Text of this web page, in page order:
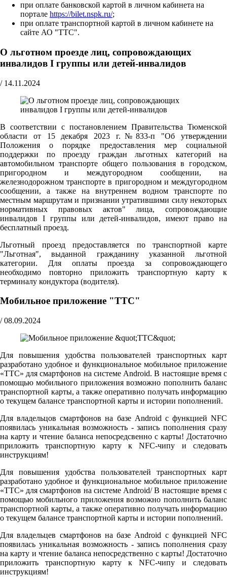
при оплате банковской картой в личном кабинета на
портале https://bilet.nspk.ru/;
при оплате транспортной картой в личном кабинете на
сайте АО "ТТС".
О льготном проезде лиц, сопровождающих
инвалидов I группы или детей-инвалидов
/ 14.11.2024
В соответствии с постановлением Правительства Тюменской
области от 15 декабря 2023 г.№833-п "Об утверждении
Положения о порядке предоставления мер социальной
поддержки по проезду граждан льготных категорий на
автомобильном транспорте общего пользования в городском,
пригородном и междугородном сообщении, на
железнодорожном транспорте в пригородном и междугородном
сообщении, а также на внутреннем водном транспорте по
местным маршрутам и признании утратившими силу некоторых
нормативных правовых актов" лица, сопровождающие
инвалидов I группы или детей-инвалидов, имеют право на
бесплатный проезд.
Льготный проезд предоставляется по транспортной карте
"Льготная", выданной гражданину указанной льготной
категории. Для оплаты проезда за сопровождающего
необходимо повторно приложить транспортную карту к
терминалу кондуктора (водителя).
Мобильное приложение "ТТС"
/ 08.09.2024
Для повышения удобства пользователей транспортных карт
разработано удобное и функциональное мобильное приложение
«ТТС» для смартфонов на системе Android. В настоящие время с
помощью мобильного приложения возможно пополнить баланс
транспортной карты, а также оперативно получать информацию
о текущем балансе транспортной карты и истории пополнений.
Для владельцов смартфонов на базе Android с функцией NFC
появилась уникальная возможность - запись пополнения сразу
на карту и чтение баланса непосредсвенно с карты! Достаточно
приложить транспортную карту к NFC-чипу и следовать
инструкциям!
Для повышения удобства пользователей транспортных карт
разработано удобное и функциональное мобильное приложение
«ТТС» для смартфонов на системе Android/ В настоящие время с
помощью мобильного приложения возможно пополнить баланс
транспортной карты, а также оперативно получать информацию
о текущем балансе транспортной карты и истории пополнений.
Для владельцев смартфонов на базе Android с функцией NFC
появилась уникальная возможность - запись пополнения сразу
на карту и чтение баланса непосредственно с карты! Достаточно
приложить транспортную карту к NFC-чипу и следовать
инструкциям!